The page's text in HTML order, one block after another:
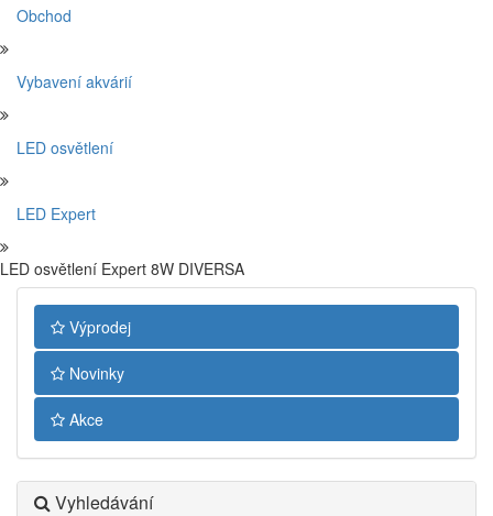
Obchod
Vybavení akvárií
LED osvětlení
LED Expert
LED osvětlení Expert 8W DIVERSA
Výprodej
Novinky
Akce
Vyhledávání